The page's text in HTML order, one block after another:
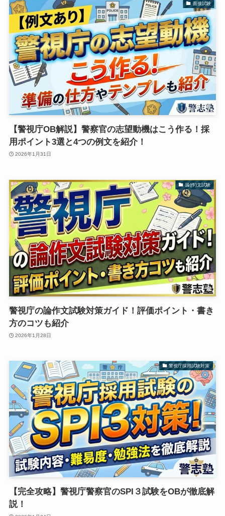
面接試験
【警視庁OB解説】警察官の志望動機はこう作る！採
用ポイント3選と4つの例文を紹介！
2026年1月31日
論(作)文試験
警視庁の論作文試験対策ガイド！評価ポイント・書き
方のコツも紹介
2026年1月28日
警視庁採用試験対策
【完全攻略】警視庁警察官のSPI３試験をOBが徹底解
説！